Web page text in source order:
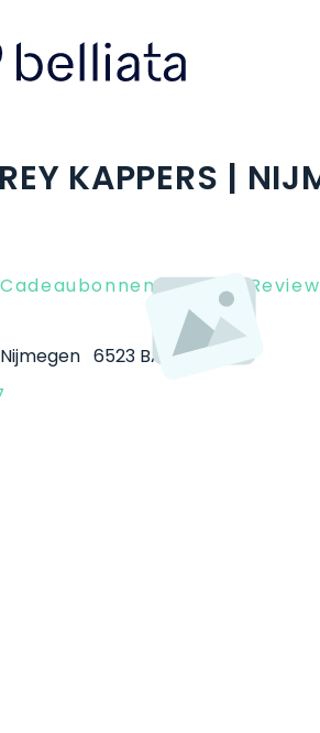
KAPPERS |
Cadeaubonnen Client
Nijmegen 6523 BA